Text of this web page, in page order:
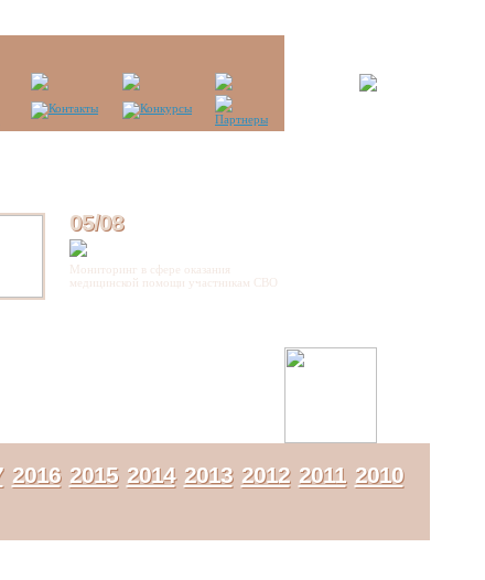
05/08
Мониторинг в сфере оказания
медицинской помощи участникам СВО
2016 2015 2014 2013 2012 2011 2010